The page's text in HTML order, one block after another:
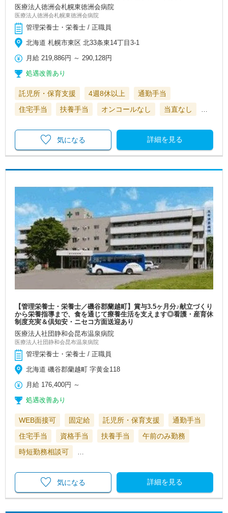
医療法人徳洲会札幌東徳洲会病院
医療法人徳洲会札幌東徳洲会病院
管理栄養士・栄養士 / 正職員
北海道 札幌市東区 北33条東14丁目3-1
月給 219,886円 ～290,128円
処遇改善あり
託児所・保育支援 4週8休以上
通勤手当
住宅手当
扶養手当 オンコールなし 当直なし …
詳細を見る
気になる
【管理栄養士・栄養士／磯谷郡蘭越町】賞与3.5ヶ月分♪献立づくり
から栄養指導まで、食を通じて療養生活を支えます◎看護・産育休
制度充実＆倶知安・ニセコ方面送迎あり
医療法人社団静和会昆布温泉病院
医療法人社団静和会昆布温泉病院
管理栄養士・栄養士 / 正職員
北海道 磯谷郡蘭越町 字黄金118
月給 176,400円 ～
処遇改善あり
WEB面接可 固定給 託児所・保育支援
通勤手当
住宅手当
資格手当 扶養手当
午前のみ勤務
時短勤務相談可
…
詳細を見る
気になる